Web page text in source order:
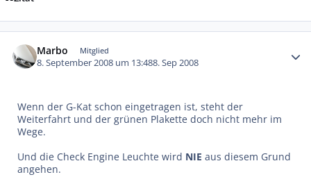
Marbo Mitglied
8. September 2008 um 13:488. Sep 2008
Wenn der G-Kat schon eingetragen ist, steht der
Weiterfahrt und der grünen Plakette doch nicht mehr im
Wege.
Und die Check Engine Leuchte wird NIE aus diesem Grund
angehen.